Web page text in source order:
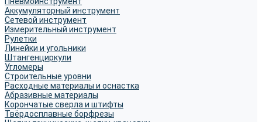
Аккумуляторный инструмент
Сетевой инструмент
Измерительный инструмент
Рулетки
Линейки и угольники
Штангенциркули
Угломеры
Строительные уровни
Расходные материалы и оснастка
Абразивные материалы
Корончатые сверла и штифты
Твёрдосплавные борфрезы